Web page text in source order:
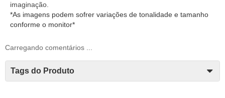
imaginação.
*As imagens podem sofrer variações de tonalidade e tamanho
conforme o monitor*
Carregando comentários ...
Tags do Produto